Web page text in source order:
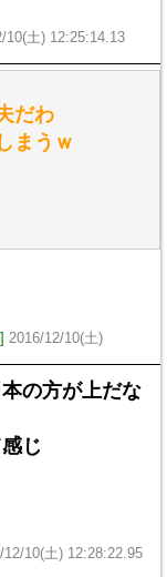
10(土) 12:25:14.13
だわ
まうｗ
2016/12/10(土)
の方が上だな
じ
12/10(土) 12:28:22.95